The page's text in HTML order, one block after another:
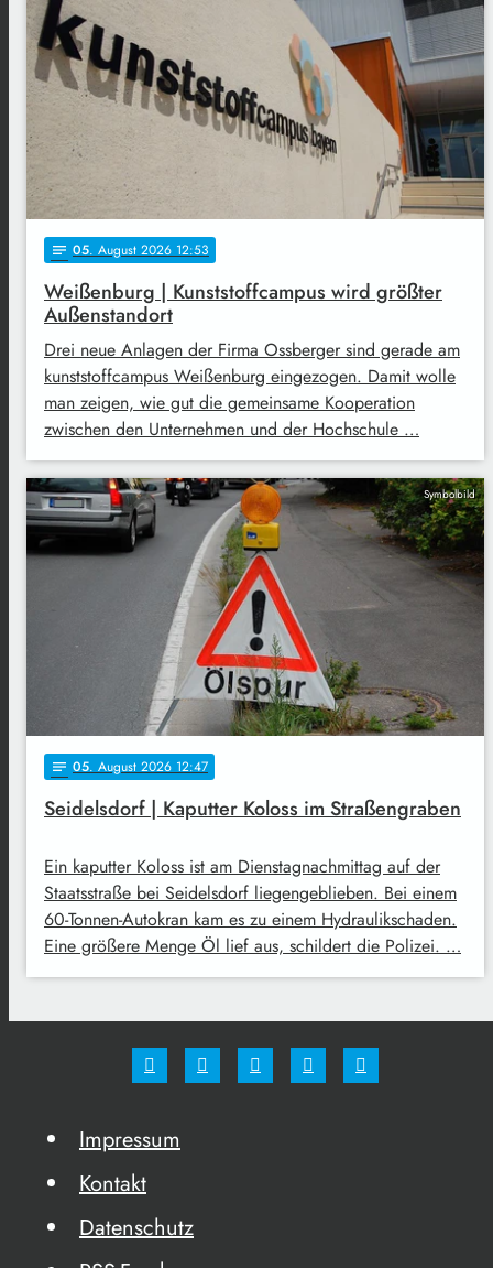
notes 05. August 2026 12:53
Weißenburg | Kunststoffcampus wird größter
Außenstandort
Drei neue Anlagen der Firma Ossberger sind gerade am
kunststoffcampus Weißenburg eingezogen. Damit wolle
man zeigen, wie gut die gemeinsame Kooperation
zwischen den Unternehmen und der Hochschule …
Symbolbild
notes 05. August 2026 12:47
Seidelsdorf | Kaputter Koloss im Straßengraben
Ein kaputter Koloss ist am Dienstagnachmittag auf der
Staatsstraße bei Seidelsdorf liegengeblieben. Bei einem
60-Tonnen-Autokran kam es zu einem Hydraulikschaden.
Eine größere Menge Öl lief aus, schildert die Polizei. …
Impressum
Kontakt
Datenschutz